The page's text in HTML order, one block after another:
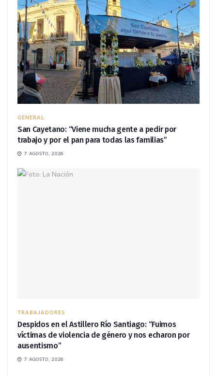
GENERAL
San Cayetano: “Viene mucha gente a pedir por
trabajo y por el pan para todas las familias”
7 AGOSTO, 2026
TRABAJADORES
Despidos en el Astillero Río Santiago: “Fuimos
víctimas de violencia de género y nos echaron por
ausentismo”
7 AGOSTO, 2026